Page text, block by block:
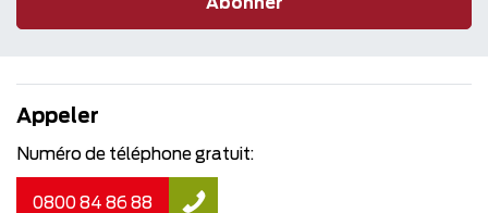
Abonner
Appeler
Numéro de téléphone gratuit:
0800 84 86 88